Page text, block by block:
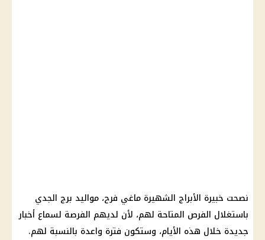
نصحت خبيرة الأبراج الشهيرة ماغي فرح، مواليد برج الجدي
باستغلال الفرص المتاحة لهم، لأن لديهم الفرصة لسماع أخبار
جديدة خلال هذه الأيام، وستكون فترة واعدة بالنسبة لهم.